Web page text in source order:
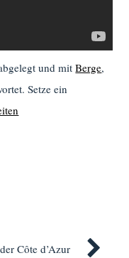
und mitBerge,
Setze ein
Côte d’Azur